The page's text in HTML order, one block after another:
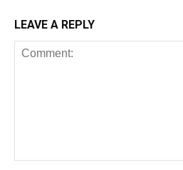
LEAVE A REPLY